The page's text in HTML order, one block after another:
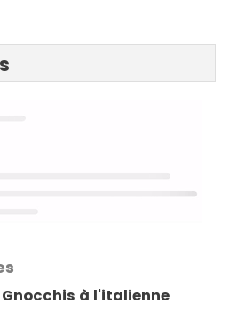
Gnocchis à l'italienne